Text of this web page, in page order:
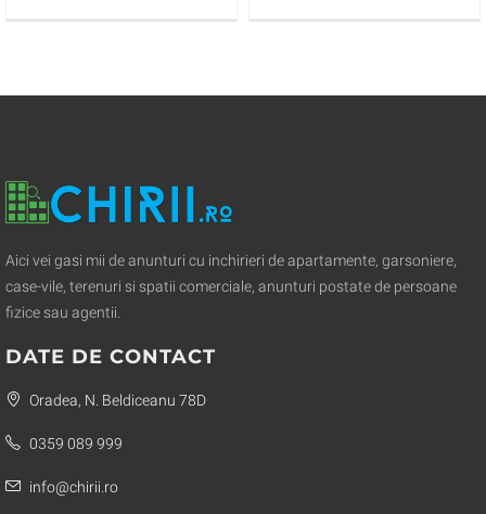
Aici vei gasi mii de anunturi cu inchirieri de apartamente, garsoniere,
case-vile, terenuri si spatii comerciale, anunturi postate de persoane
fizice sau agentii.
DATE DE CONTACT
Oradea, N. Beldiceanu 78D
0359 089 999
info@chirii.ro